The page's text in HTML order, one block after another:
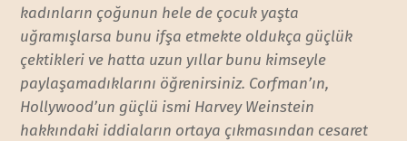
kadınların çoğunun hele de çocuk yaşta
uğramışlarsa bunu ifşa etmekte oldukça güçlük
çektikleri ve hatta uzun yıllar bunu kimseyle
paylaşamadıklarını öğrenirsiniz. Corfman’ın,
Hollywood’un güçlü ismi Harvey Weinstein
hakkındaki iddiaların ortaya çıkmasından cesaret